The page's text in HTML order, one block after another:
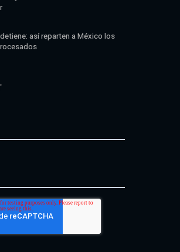
así reparten a México los